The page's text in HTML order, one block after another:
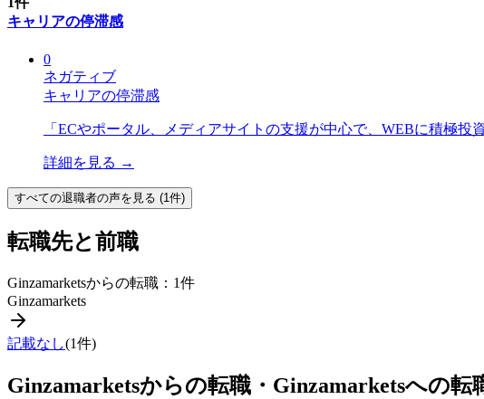
キャリアの停滞感
0
ネガティブ
キャリアの停滞感
「 ECやポータル、メディアサイトの支援が中心で、WEBに積極投
詳細を見る →
すべての退職者の声を見る (1件)
転職先と前職
Ginzamarketsからの転職： 1件
Ginzamarkets
記載なし(1件)
Ginzamarketsからの転職・ Ginzamarketsへの転